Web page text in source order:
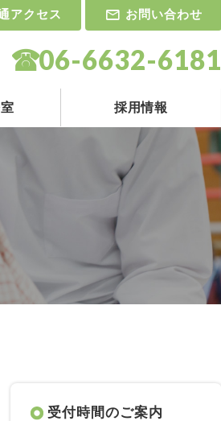
アクセス お問い合わせ
06-6632-6181
採用情報
受付時間のご案内